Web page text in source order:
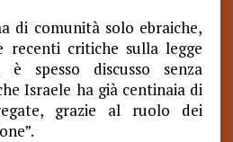
di comunità solo ebraiche,
recenti critiche sulla legge
è spesso discusso senza
Israele ha già centinaia di
grazie al ruolo dei